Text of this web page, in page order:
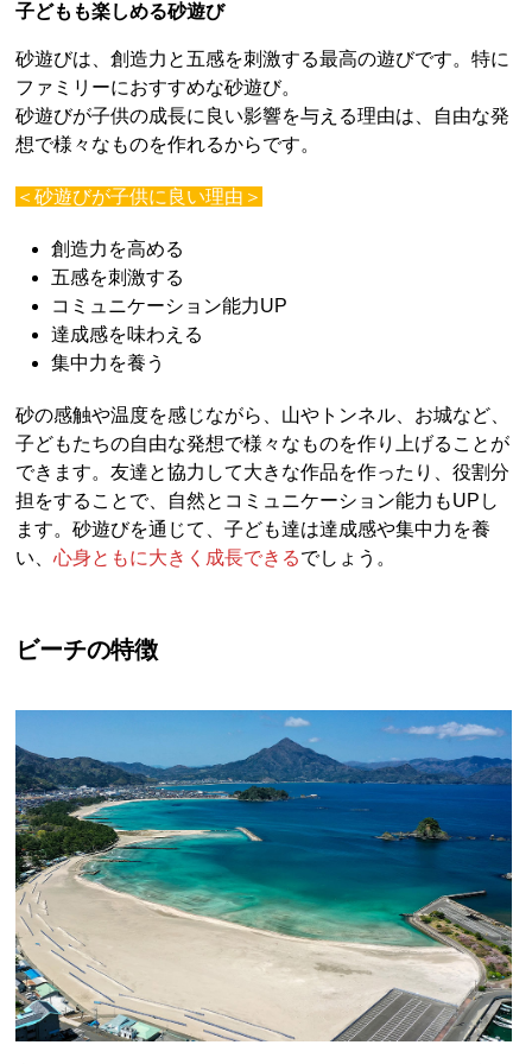
子どもも楽しめる砂遊び
砂遊びは、創造力と五感を刺激する最高の遊びです。特に
ファミリーにおすすめな砂遊び。
砂遊びが子供の成長に良い影響を与える理由は、自由な発
想で様々なものを作れるからです。
＜砂遊びが子供に良い理由＞
創造力を高める
五感を刺激する
コミュニケーション能力UP
達成感を味わえる
集中力を養う
砂の感触や温度を感じながら、山やトンネル、お城など、
子どもたちの自由な発想で様々なものを作り上げることが
できます。友達と協力して大きな作品を作ったり、役割分
担をすることで、自然とコミュニケーション能力もUPし
ます。砂遊びを通じて、子ども達は達成感や集中力を養
い、心身ともに大きく成長できるでしょう。
ビーチの特徴